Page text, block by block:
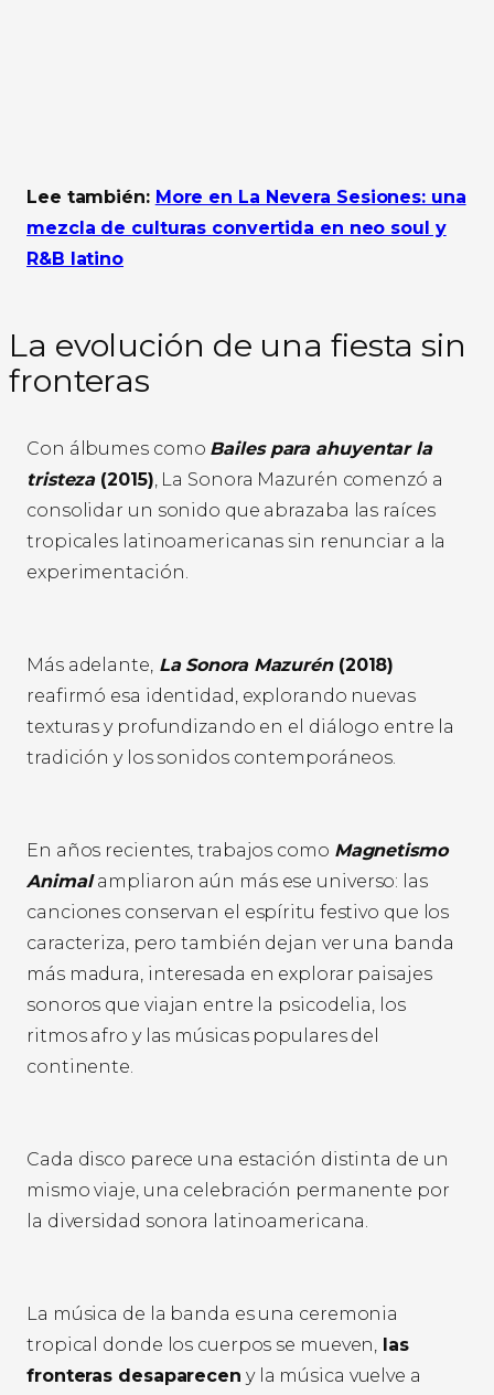
Lee también: More en La Nevera Sesiones: una
mezcla de culturas convertida en neo soul y
R&B latino
La evolución de una fiesta sin
fronteras
Con álbumes como Bailes para ahuyentar la
tristeza(2015), La Sonora Mazurén comenzó a
consolidar un sonido que abrazaba las raíces
tropicales latinoamericanas sin renunciar a la
experimentación.
Más adelante, La Sonora Mazurén(2018)
reafirmó esa identidad, explorando nuevas
texturas y profundizando en el diálogo entre la
tradición y los sonidos contemporáneos.
En años recientes, trabajos como Magnetismo
Animal ampliaron aún más ese universo: las
canciones conservan el espíritu festivo que los
caracteriza, pero también dejan ver una banda
más madura, interesada en explorar paisajes
sonoros que viajan entre la psicodelia, los
ritmos afro y las músicas populares del
continente.
Cada disco parece una estación distinta de un
mismo viaje, una celebración permanente por
la diversidad sonora latinoamericana.
La música de la banda es una ceremonia
tropical donde los cuerpos se mueven, las
fronteras desaparecen y la música vuelve a